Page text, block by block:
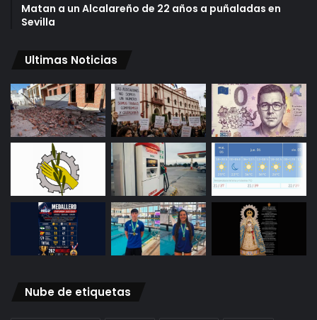
Matan a un Alcalareño de 22 años a puñaladas en
Sevilla
Ultimas Noticias
Nube de etiquetas